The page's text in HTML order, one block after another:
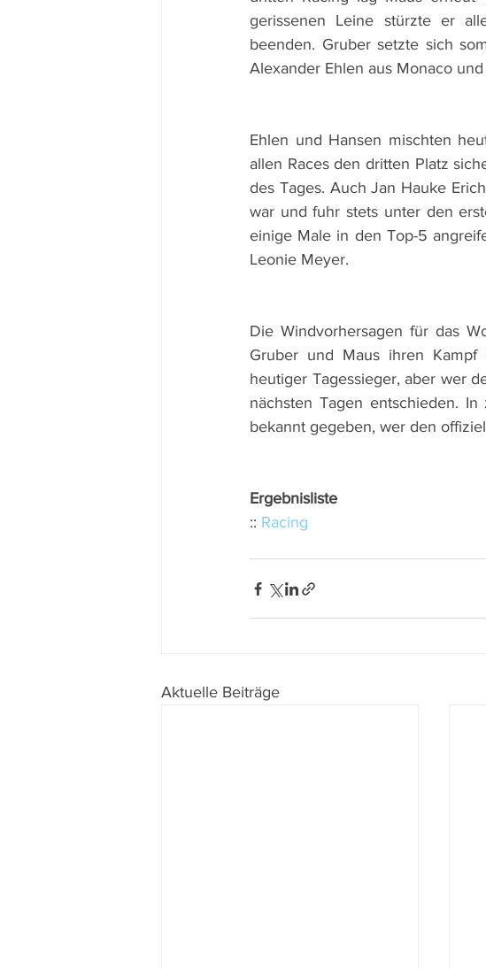
gerissenen Leine stürzte er
beenden. Gruber setzte sich
Alexander Ehlen aus Monaco
Ehlen und Hansen mischten
allen Races den dritten Platz
des Tages. Auch Jan Hauke
war und fuhr stets unter den
einige Male in den Top-5
Leonie Meyer.
Die Windvorhersagen für das
Gruber und Maus ihren
heutiger Tagessieger, aber wer
nächsten Tagen entschieden.
bekannt gegeben, wer den
Ergebnisliste
:: Racing
Aktuelle Beiträge